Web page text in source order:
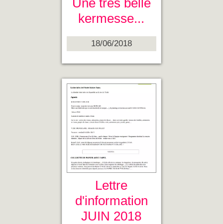
Une très belle
kermesse...
18/06/2018
Lettre
d'information
JUIN 2018